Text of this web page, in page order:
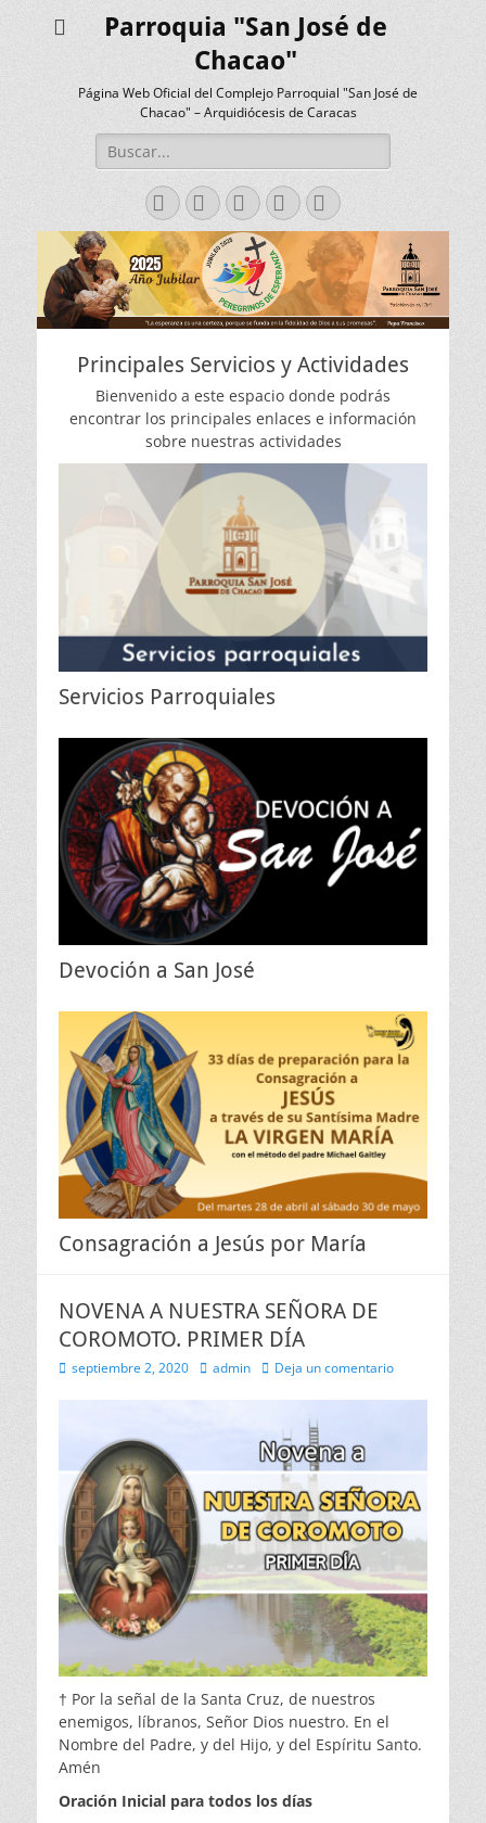
Parroquia "San José de
Chacao"
Página Web Oficial del Complejo Parroquial "San José de
Chacao" – Arquidiócesis de Caracas
Buscar:
Facebook
TwitterCorreo
electrónico
InstagramTeléfono
Principales Servicios y Actividades
Bienvenido a este espacio donde podrás
encontrar los principales enlaces e información
sobre nuestras actividades
Servicios Parroquiales
Devoción a San José
Consagración a Jesús por María
NOVENA A NUESTRA SEÑORA DE
COROMOTO. PRIMER DÍA
Publicado
septiembre 2, 2020 Autor
admin Deja un comentario
† Por la señal de la Santa Cruz, de nuestros
enemigos, líbranos, Señor Dios nuestro. En el
Nombre del Padre, y del Hijo, y del Espíritu Santo.
Amén
Oración Inicial para todos los días